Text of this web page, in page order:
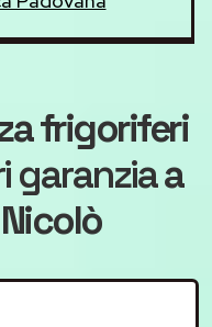
frigoriferi
garanziaa